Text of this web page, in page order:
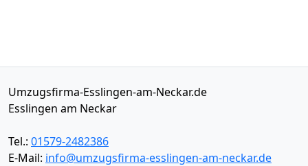
Umzugsfirma-Esslingen-am-Neckar.de
Esslingen am Neckar
Tel.: 01579-2482386
E-Mail: info@umzugsfirma-esslingen-am-neckar.de